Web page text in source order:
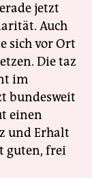
jetzt
Auch
sich vor Ort
Die taz
im
bundesweit
einen
und Erhalt
guten, frei